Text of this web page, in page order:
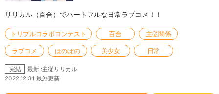
リリカル（百合）でハートフルな日常ラブコメ！！
トリプルコラボコンテスト 百合 主従関係
ラブコメ ほのぼの 美少女 日常
完結
最新 :主従リリカル
2022.12.31 最終更新